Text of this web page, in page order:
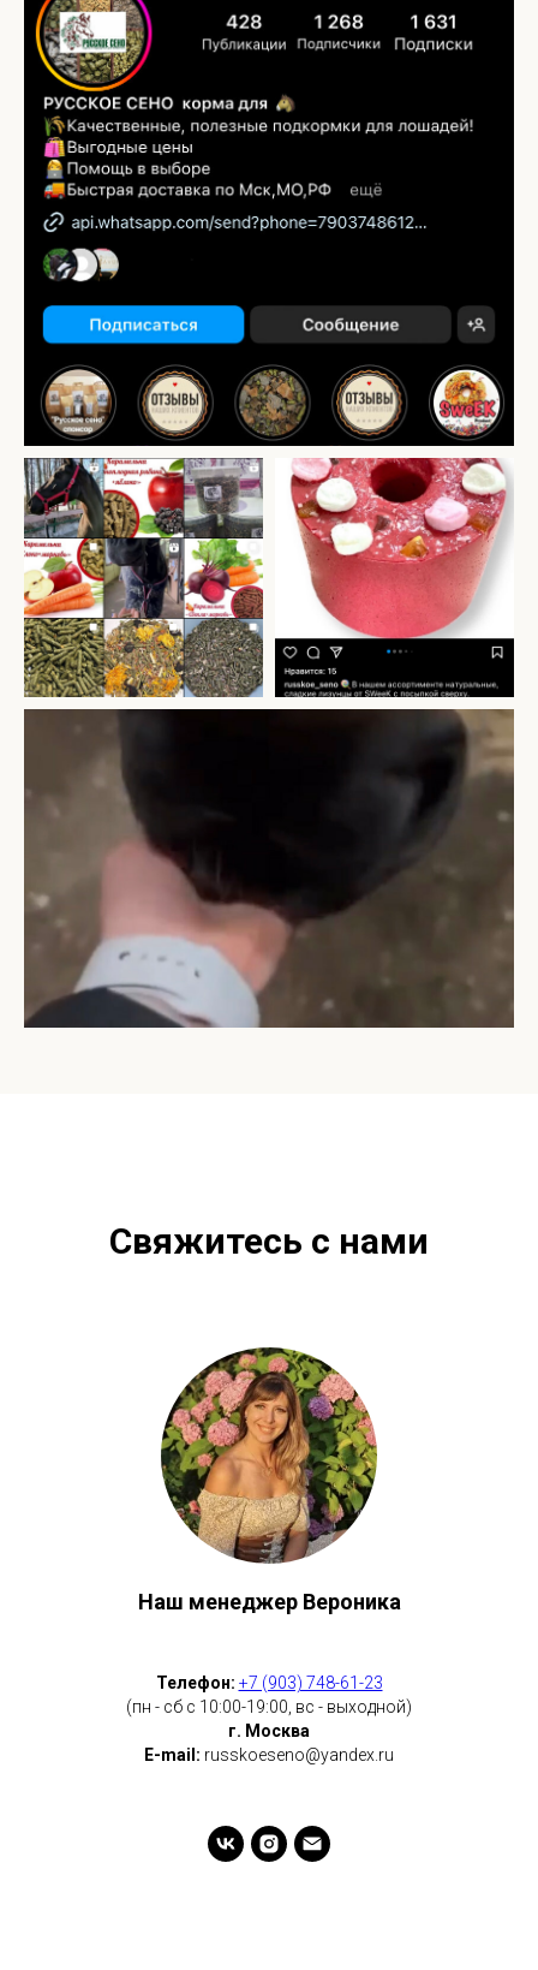
Свяжитесь с нами
Наш менеджер Вероника
Телефон: +7 (903) 748-61-23
(пн - сб с 10:00-19:00, вс - выходной)
г. Москва
E-mail: russkoeseno@yandex.ru